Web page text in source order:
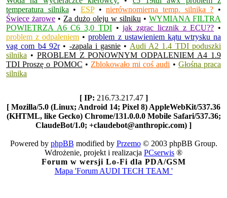
temperatura silnika •ESP•nierównomierna temp. silnika ? •
Świece żarowe • Za dużo oleju w silniku • WYMIANA FILTRA
POWIETRZA A6 C6 3,0 TDI•jak zgrac licznik z ECU?? •
problem z odpaleniem •problem z ustawieniem kątu wtrysku na
vag com b4 92r• -zapala i gasnie • Audi A2 1.4 TDI poduszki
silnika • PROBLEM Z PONOWNYM ODPALENIEM A4 1.9
TDI Proszę o POMOC • Zblokowało mi coś audi • Głośna praca
silnika
[ IP: 216.73.217.47 ]
[ Mozilla/5.0 (Linux; Android 14; Pixel 8) AppleWebKit/537.36
(KHTML, like Gecko) Chrome/131.0.0.0 Mobile Safari/537.36;
ClaudeBot/1.0; +claudebot@anthropic.com) ]
Powered by phpBB modified by Przemo© 2003 phpBB Group.
Wdrożenie, projekt i realizacja PCserwis ®
Forum w wersji Lo-Fi dla PDA/GSM
Mapa 'Forum AUDI TECH TEAM '